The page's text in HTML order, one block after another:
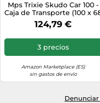
Mps Trixie Skudo Car 100 -
Caja de Transporte (100 x
x 60 cm), Color marrón y
Beige
124,79 €
3 precios
Amazon Marketplace (ES)
sin gastos de envío